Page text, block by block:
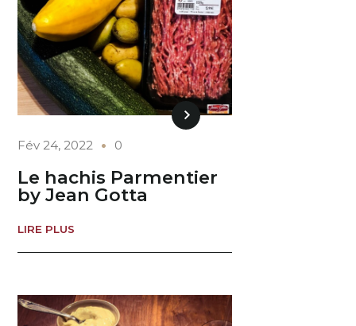
Fév 24, 2022 0
Le hachis Parmentier
by Jean Gotta
LIRE PLUS